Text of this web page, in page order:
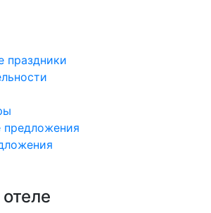
праздники
предложения